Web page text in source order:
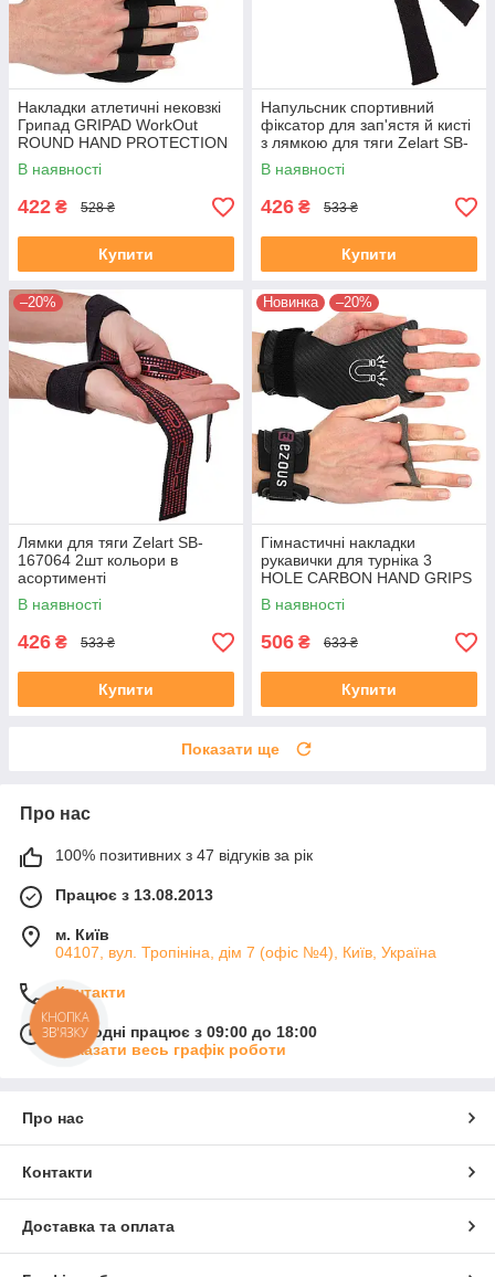
Накладки атлетичні нековзкі
Грипад GRIPAD WorkOut
ROUND HAND PROTECTION
EZOUS D-02 чорний
В наявності
422 ₴ 528 ₴
Купити
Напульсник спортивний
фіксатор для зап'ястя й кисті
з лямкою для тяги Zelart SB-
167052 2шт чорний
В наявності
426 ₴ 533 ₴
Купити
–20%
Лямки для тяги Zelart SB-
167064 2шт кольори в
асортименті
В наявності
426 ₴ 533 ₴
Купити
Новинка –20%
Гімнастичні накладки
рукавички для турніка 3
HOLE CARBON HAND GRIPS
EZOUS D-15 2шт розмір S-L
чорний
В наявності
506 ₴ 633 ₴
Купити
Показати ще
Про нас
100% позитивних з 47 відгуків за рік
Працює з 13.08.2013
м. Київ
04107, вул. Тропініна, дім 7 (офіс №4), Київ, Україна
Контакти
Сьогодні працює з 09:00 до 18:00
Показати весь графік роботи
Про нас
Контакти
Доставка та оплата
КНОПКА
ЗВ'ЯЗКУ